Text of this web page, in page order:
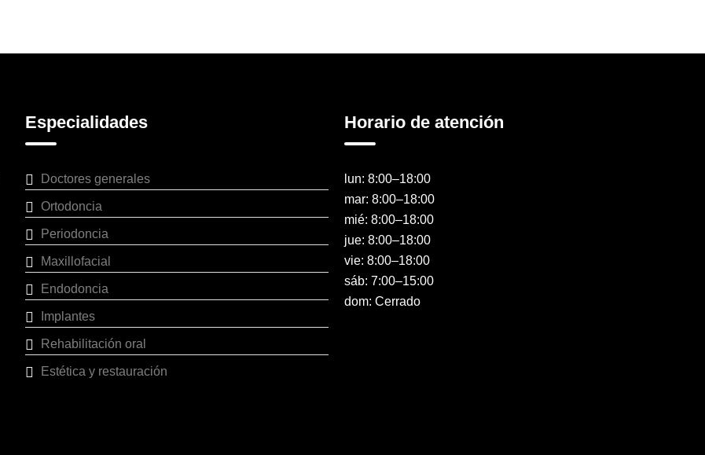
Especialidades
Doctores generales
Ortodoncia
Periodoncia
Maxillofacial
Endodoncia
Implantes
Rehabilitación oral
Estética y restauración
Horario de atención
lun: 8:00–18:00
mar: 8:00–18:00
mié: 8:00–18:00
jue: 8:00–18:00
vie: 8:00–18:00
sáb: 7:00–15:00
dom: Cerrado